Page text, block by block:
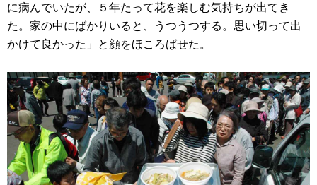
に病んでいたが、５年たって花を楽しむ気持ちが出てき
た。家の中にばかりいると、うつうつする。思い切って出
かけて良かった」と顔をほころばせた。